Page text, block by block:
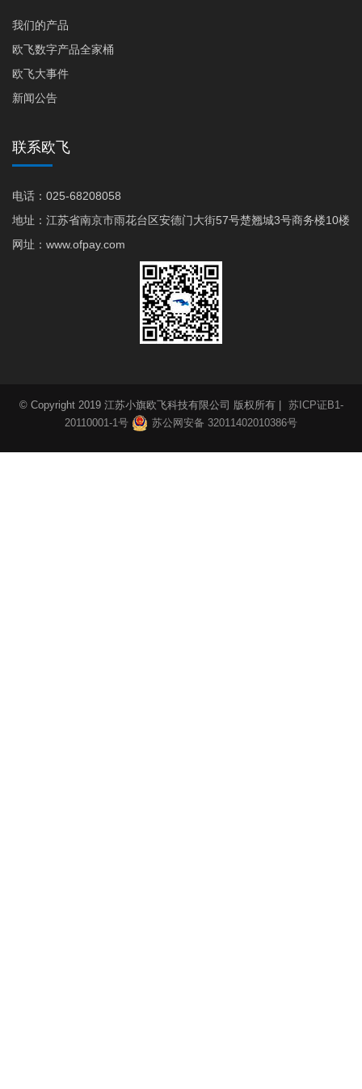
我们的产品
欧飞数字产品全家桶
欧飞大事件
新闻公告
联系欧飞
电话：025-68208058
地址：江苏省南京市雨花台区安德门大街57号楚翘城3号商务楼10楼
网址：www.ofpay.com
© Copyright 2019 江苏小旗欧飞科技有限公司 版权所有 |
苏ICP证B1-
20110001-1号
苏公网安备 32011402010386号